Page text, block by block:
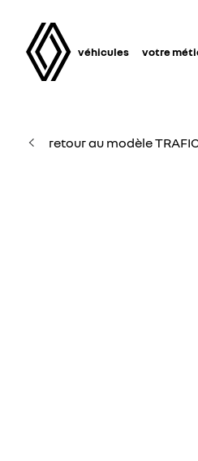
véhicules votre
retour au modèle